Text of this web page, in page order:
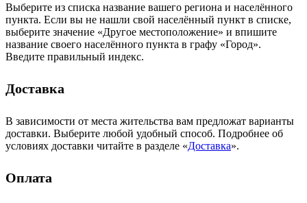
Выберите из списка название вашего региона и населённого
пункта. Если вы не нашли свой населённый пункт в списке,
выберите значение «Другое местоположение» и впишите
название своего населённого пункта в графу «Город».
Введите правильный индекс.
Доставка
В зависимости от места жительства вам предложат варианты
доставки. Выберите любой удобный способ. Подробнее об
условиях доставки читайте в разделе «Доставка».
Оплата